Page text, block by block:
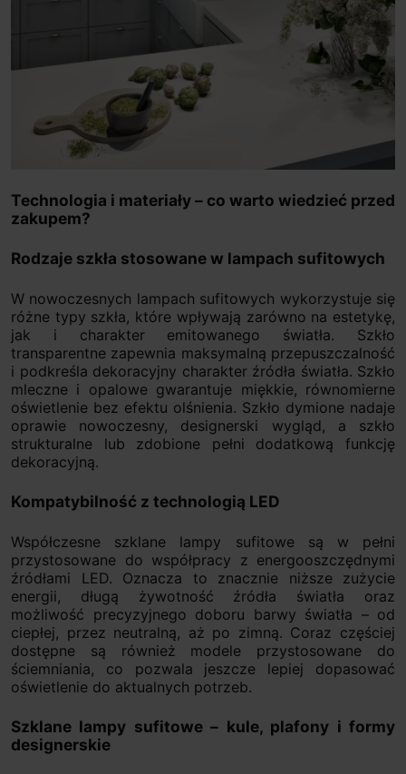
Technologia i materiały – co warto wiedzieć przed
zakupem?
Rodzaje szkła stosowane w lampach sufitowych
W nowoczesnych lampach sufitowych wykorzystuje się
różne typy szkła, które wpływają zarówno na estetykę,
jak i charakter emitowanego światła. Szkło
transparentne zapewnia maksymalną przepuszczalność
i podkreśla dekoracyjny charakter źródła światła. Szkło
mleczne i opalowe gwarantuje miękkie, równomierne
oświetlenie bez efektu olśnienia. Szkło dymione nadaje
oprawie nowoczesny, designerski wygląd, a szkło
strukturalne lub zdobione pełni dodatkową funkcję
dekoracyjną.
Kompatybilność z technologią LED
Współczesne szklane lampy sufitowe są w pełni
przystosowane do współpracy z energooszczędnymi
źródłami LED. Oznacza to znacznie niższe zużycie
energii, długą żywotność źródła światła oraz
możliwość precyzyjnego doboru barwy światła – od
ciepłej, przez neutralną, aż po zimną. Coraz częściej
dostępne są również modele przystosowane do
ściemniania, co pozwala jeszcze lepiej dopasować
oświetlenie do aktualnych potrzeb.
Szklane lampy sufitowe – kule, plafony i formy
designerskie